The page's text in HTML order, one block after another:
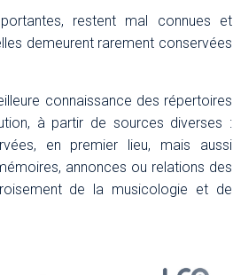
restent mal connues et
demeurent rarement conservées
connaissance des répertoires
à partir de sources diverses :
en premier lieu, mais aussi
annonces ou relations des
de la musicologie et de